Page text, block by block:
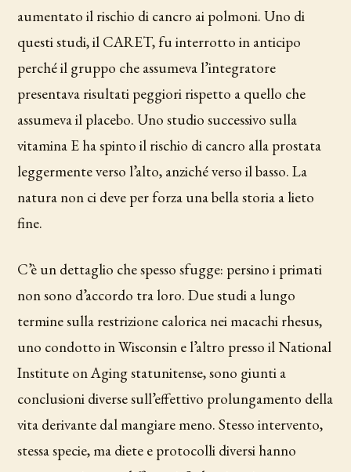
aumentato il rischio di cancro ai polmoni. Uno di
questi studi, il CARET, fu interrotto in anticipo
perché il gruppo che assumeva l’integratore
presentava risultati peggiori rispetto a quello che
assumeva il placebo. Uno studio successivo sulla
vitamina E ha spinto il rischio di cancro alla prostata
leggermente verso l’alto, anziché verso il basso. La
natura non ci deve per forza una bella storia a lieto
fine.
C’è un dettaglio che spesso sfugge: persino i primati
non sono d’accordo tra loro. Due studi a lungo
termine sulla restrizione calorica nei macachi rhesus,
uno condotto in Wisconsin e l’altro presso il National
Institute on Aging statunitense, sono giunti a
conclusioni diverse sull’effettivo prolungamento della
vita derivante dal mangiare meno. Stesso intervento,
stessa specie, ma diete e protocolli diversi hanno